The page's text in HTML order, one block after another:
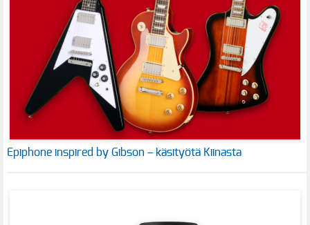
Epiphone inspired by Gibson – käsityötä Kiinasta